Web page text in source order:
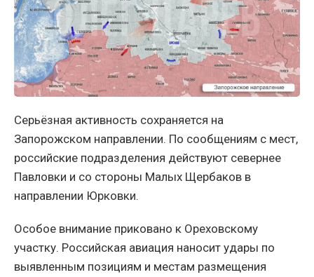
Серьёзная активность сохраняется на
Запорожском направлении. По сообщениям с мест,
российские подразделения действуют севернее
Павловки и со стороны Малых Щербаков в
направлении Юрковки.
Особое внимание приковано к Ореховскому
участку. Российская авиация наносит удары по
выявленным позициям и местам размещения